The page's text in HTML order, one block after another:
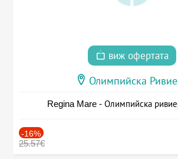
виж офертата
Олимпийска
Regina Mare - Олимпийска
-16%
25.57€